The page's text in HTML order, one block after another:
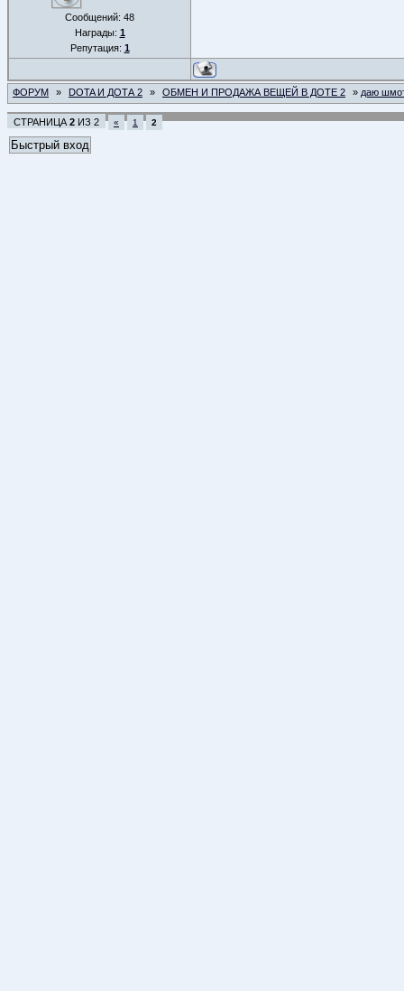
Сообщений: 48
Награды: 1
Репутация: 1
ФОРУМ » DOTA И ДОТА 2 » ОБМЕН И ПРОДАЖА ВЕЩЕЙ В ДОТЕ 2 » даю
СТРАНИЦА 2 ИЗ 2 « 1 2